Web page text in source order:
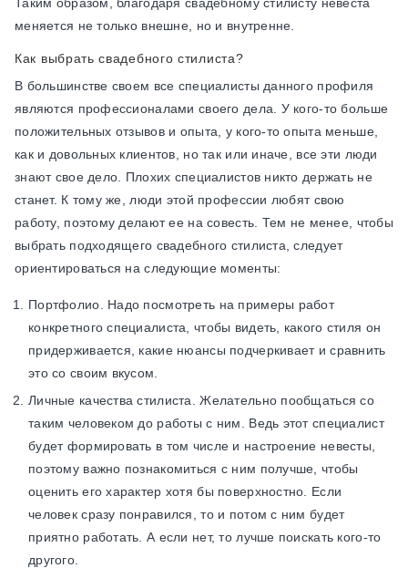
меняется не только внешне, но и внутренне.
Как выбрать свадебного стилиста?
В большинстве своем все специалисты данного профиля
являются профессионалами своего дела. У кого-то больше
положительных отзывов и опыта, у кого-то опыта меньше,
как и довольных клиентов, но так или иначе, все эти люди
знают свое дело. Плохих специалистов никто держать не
станет. К тому же, люди этой профессии любят свою
работу, поэтому делают ее на совесть. Тем не менее, чтобы
выбрать подходящего свадебного стилиста, следует
ориентироваться на следующие моменты:
Портфолио. Надо посмотреть на примеры работ
конкретного специалиста, чтобы видеть, какого стиля он
придерживается, какие нюансы подчеркивает и сравнить
это со своим вкусом.
Личные качества стилиста. Желательно пообщаться со
таким человеком до работы с ним. Ведь этот специалист
будет формировать в том числе и настроение невесты,
поэтому важно познакомиться с ним получше, чтобы
оценить его характер хотя бы поверхностно. Если
человек сразу понравился, то и потом с ним будет
приятно работать. А если нет, то лучше поискать кого-то
другого.